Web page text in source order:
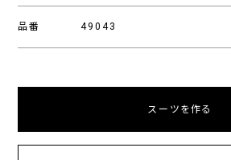
品番 49043
スーツを作る